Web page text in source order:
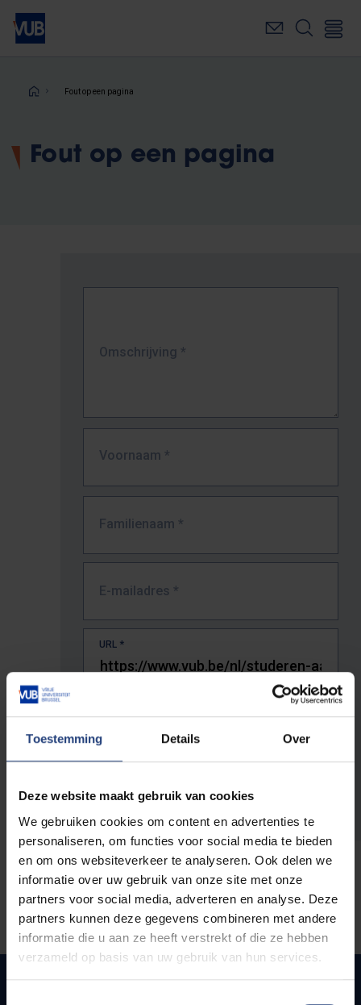
Toestemming Details Over
Deze website maakt gebruik van cookies
We gebruiken cookies om content en advertenties te
personaliseren, om functies voor social media te bieden
en om ons websiteverkeer te analyseren. Ook delen we
informatie over uw gebruik van onze site met onze
partners voor social media, adverteren en analyse. Deze
partners kunnen deze gegevens combineren met andere
informatie die u aan ze heeft verstrekt of die ze hebben
verzameld op basis van uw gebruik van hun services.
Overslaan
naar
inhoudKruimelpad
Fout op een pagina
Fout op een pagina
Omschrijving *
Voornaam *
Familienaam *
E-mailadres *
URL *
De volledige URL van de pagina waar je de fout zag.